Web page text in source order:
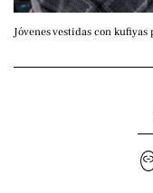
Jóvenes vestidas con